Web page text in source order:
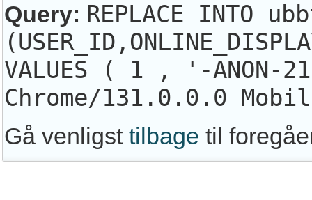
Query: REPLACE INTO
VALUES ( 1 , '-
Chrome/131.0.0.0
Gå venligst tilbage til